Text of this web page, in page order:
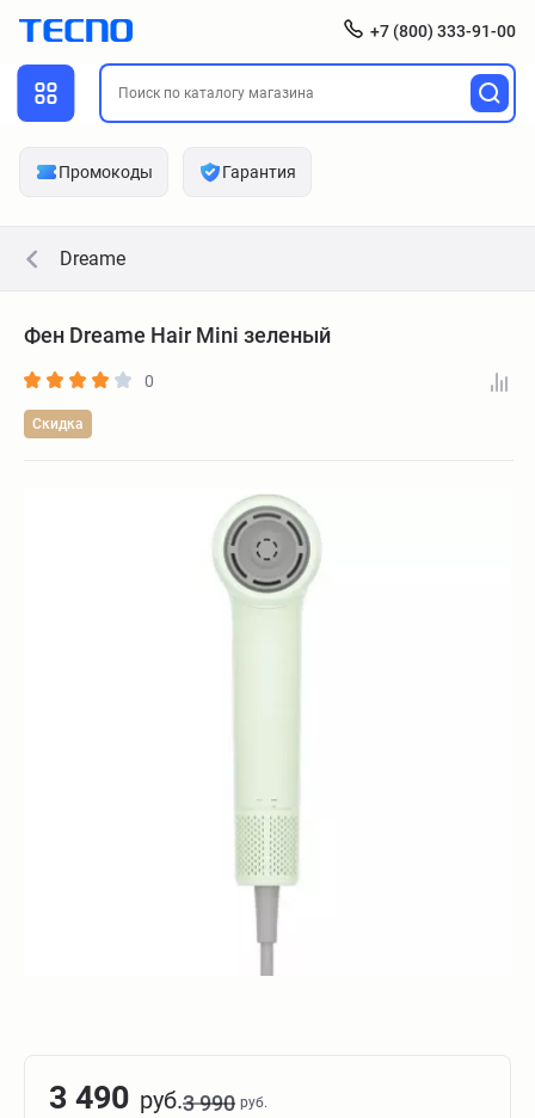
+7 (800) 333-91-00
Промокоды Гарантия
Dreame
Фен Dreame Hair Mini зеленый
0
Скидка
3 490 руб.3 990 руб.